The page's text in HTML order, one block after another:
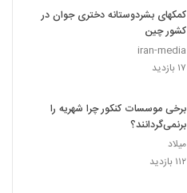
کمکهای بشردوستانه دختری جوان در
کشور چین
iran-media
۱۷ بازدید
برخی موسسات کنکور چرا شهریه را
برنمی‌گردانند؟
میلاد
۱۱۲ بازدید